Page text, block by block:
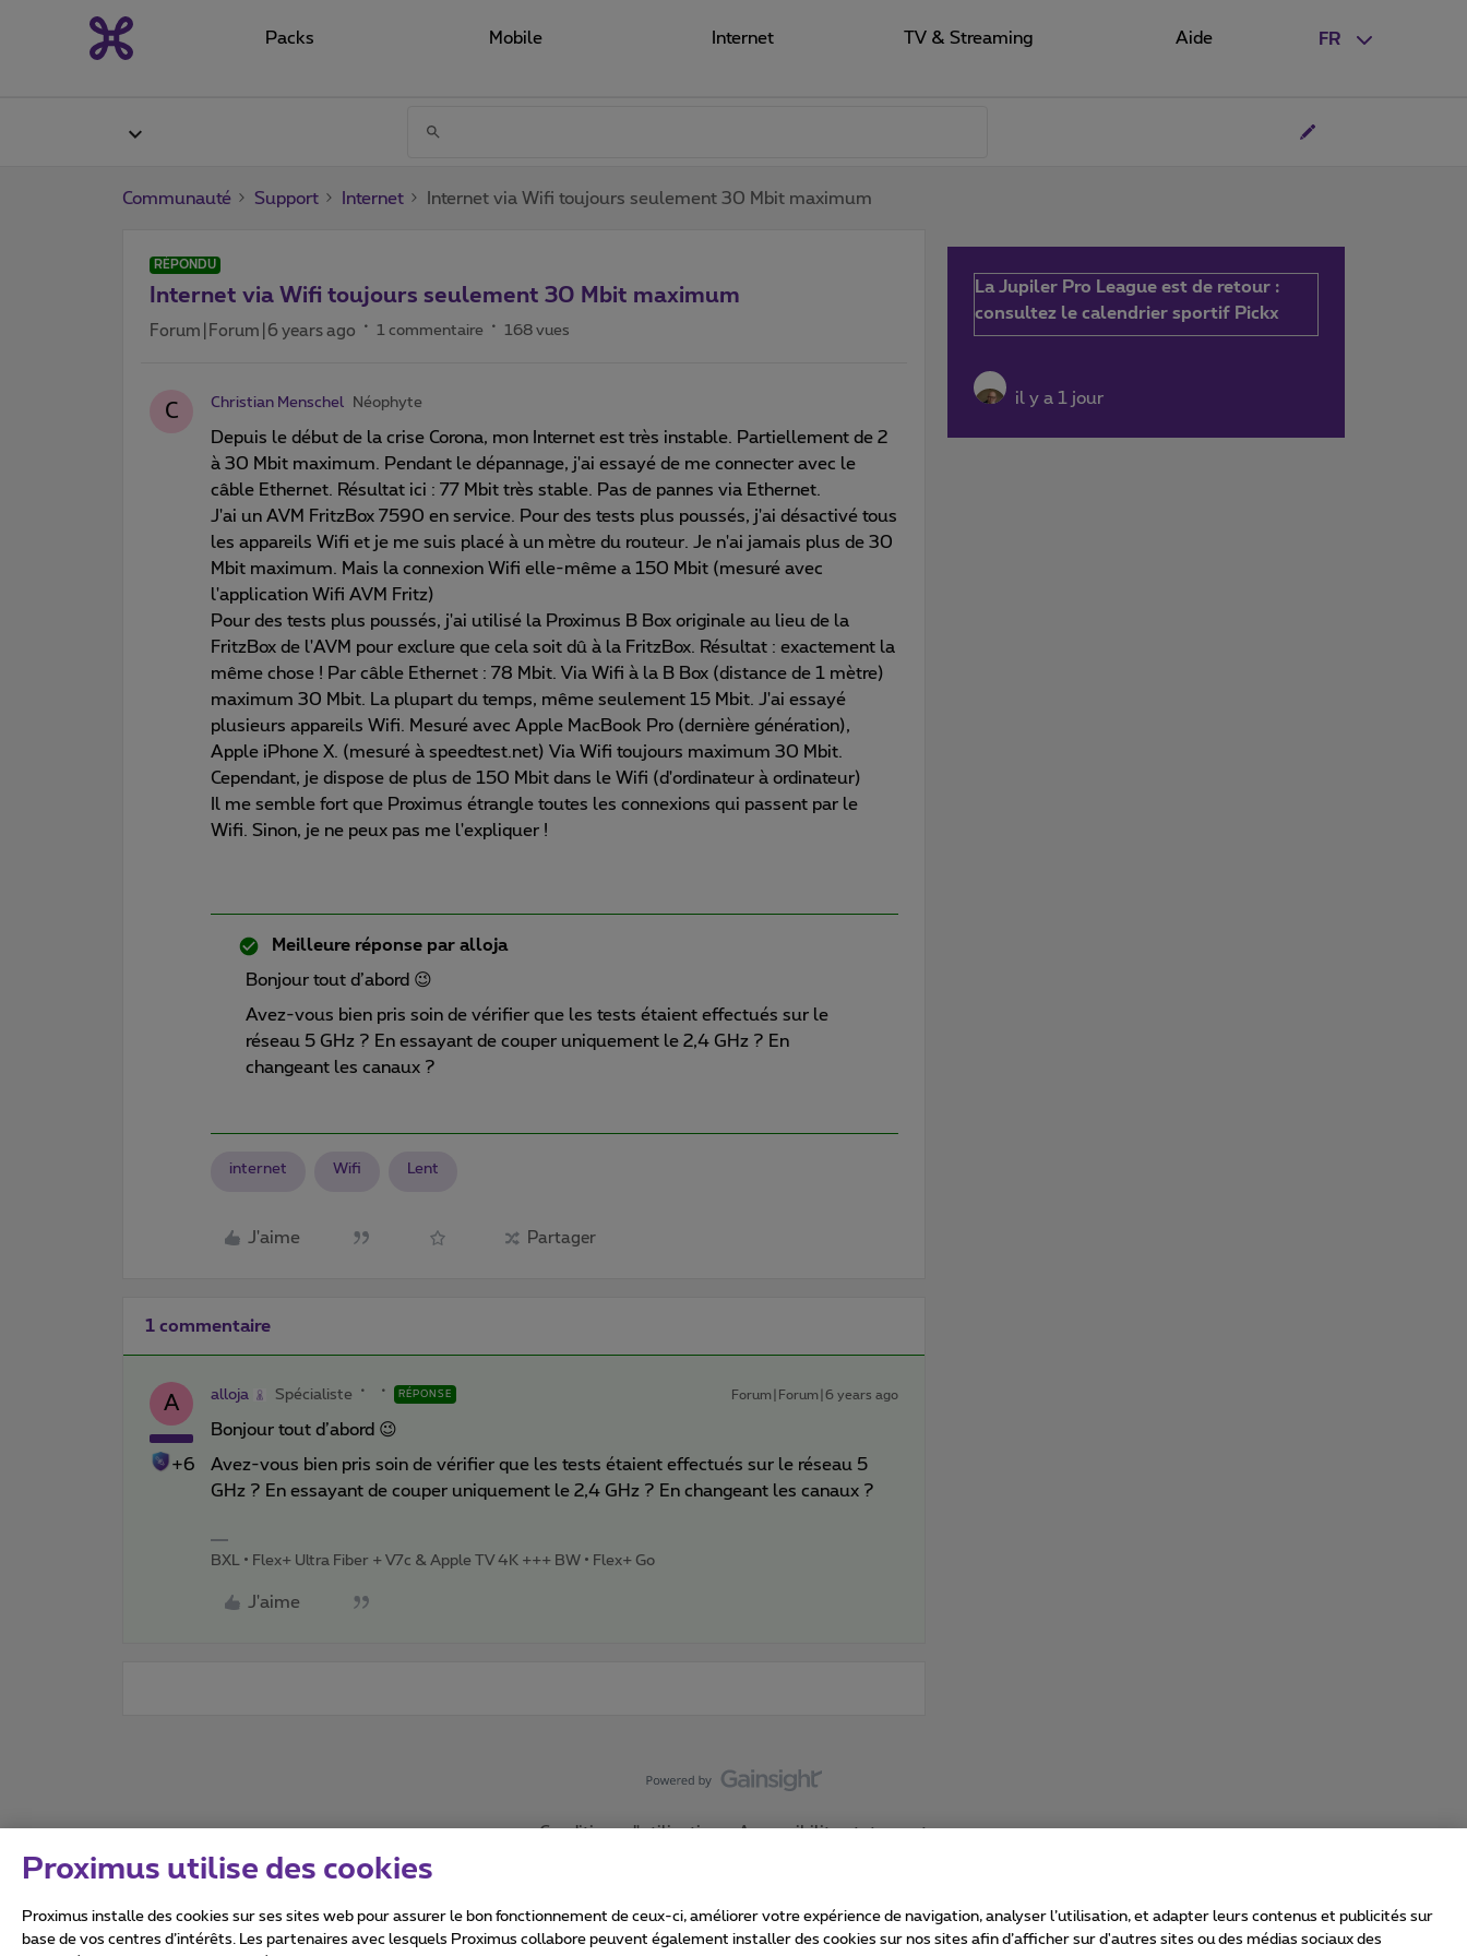
FR
Packs Mobile Internet TV & Streaming Aide
Communauté Support Internet Internet via Wifi toujours seulement 30 Mbit maximum
RÉPONDU
Internet via Wifi toujours seulement 30 Mbit maximum
Forum|Forum|6 years ago 1 commentaire 168 vues
C Christian Menschel Néophyte
Depuis le début de la crise Corona, mon Internet est très instable. Partiellement de 2
à 30 Mbit maximum. Pendant le dépannage, j'ai essayé de me connecter avec le
câble Ethernet. Résultat ici : 77 Mbit très stable. Pas de pannes via Ethernet.
J'ai un AVM FritzBox 7590 en service. Pour des tests plus poussés, j'ai désactivé tous
les appareils Wifi et je me suis placé à un mètre du routeur. Je n'ai jamais plus de 30
Mbit maximum. Mais la connexion Wifi elle-même a 150 Mbit (mesuré avec
l'application Wifi AVM Fritz)
Pour des tests plus poussés, j'ai utilisé la Proximus B Box originale au lieu de la
FritzBox de l'AVM pour exclure que cela soit dû à la FritzBox. Résultat : exactement la
même chose ! Par câble Ethernet : 78 Mbit. Via Wifi à la B Box (distance de 1 mètre)
maximum 30 Mbit. La plupart du temps, même seulement 15 Mbit. J'ai essayé
plusieurs appareils Wifi. Mesuré avec Apple MacBook Pro (dernière génération),
Apple iPhone X. (mesuré à speedtest.net) Via Wifi toujours maximum 30 Mbit.
Cependant, je dispose de plus de 150 Mbit dans le Wifi (d'ordinateur à ordinateur)
Il me semble fort que Proximus étrangle toutes les connexions qui passent par le
Wifi. Sinon, je ne peux pas me l'expliquer !
Meilleure réponse par alloja
Bonjour tout d’abord 😉
Avez-vous bien pris soin de vérifier que les tests étaient effectués sur le
réseau 5 GHz ? En essayant de couper uniquement le 2,4 GHz ? En
changeant les canaux ?
internet Wifi Lent
J'aime Partager
1 commentaire
A
+6
alloja Spécialiste RÉPONSE Forum|Forum|6 years ago
Bonjour tout d’abord 😉
Avez-vous bien pris soin de vérifier que les tests étaient effectués sur le réseau 5
GHz ? En essayant de couper uniquement le 2,4 GHz ? En changeant les canaux ?
BXL • Flex+ Ultra Fiber + V7c & Apple TV 4K +++ BW • Flex+ Go
J'aime
La Jupiler Pro League est de retour :
consultez le calendrier sportif Pickx
il y a 1 jour
Conditions d'utilisation Accessibility statement
Proximus utilise des cookies
Proximus installe des cookies sur ses sites web pour assurer le bon fonctionnement de ceux-ci, améliorer votre expérience de navigation, analyser l’utilisation, et adapter leurs contenus et publicités sur
base de vos centres d’intérêts. Les partenaires avec lesquels Proximus collabore peuvent également installer des cookies sur nos sites afin d’afficher sur d'autres sites ou des médias sociaux des